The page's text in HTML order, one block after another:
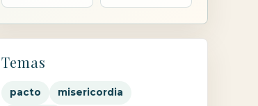
Temas
pacto misericordia